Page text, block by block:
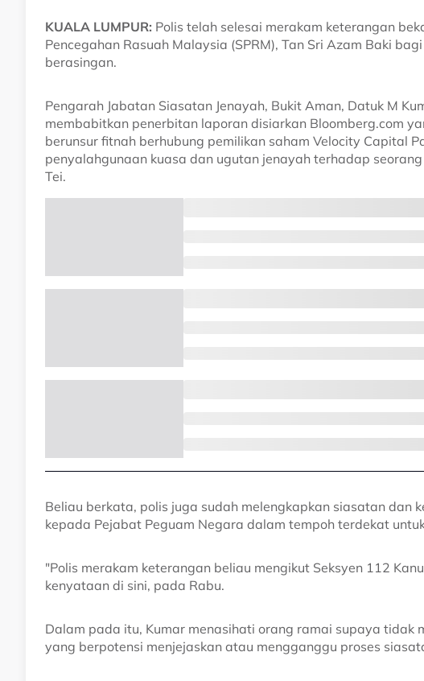
KUALA LUMPUR: Polis telah selesai merakam keterangan
Pencegahan Rasuah Malaysia (SPRM), Tan Sri Azam Baki
berasingan.
Pengarah Jabatan Siasatan Jenayah, Bukit Aman, Datuk M
membabitkan penerbitan laporan disiarkan Bloomberg.com
berunsur fitnah berhubung pemilikan saham Velocity Capital
penyalahgunaan kuasa dan ugutan jenayah terhadap
Tei.
Beliau berkata, polis juga sudah melengkapkan siasatan dan
kepada Pejabat Peguam Negara dalam tempoh terdekat
"Polis merakam keterangan beliau mengikut Seksyen 112
kenyataan di sini, pada Rabu.
Dalam pada itu, Kumar menasihati orang ramai supaya tidak
yang berpotensi menjejaskan atau mengganggu proses